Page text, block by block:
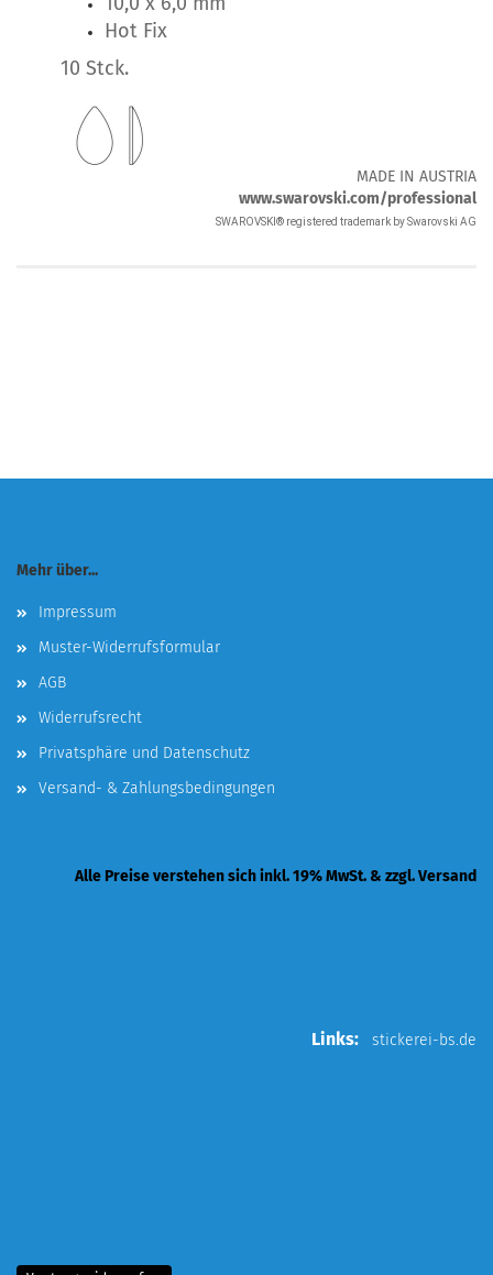
Hot Fix
10 Stck.
MADE IN AUSTRIA
www.swarovski.com/professional
SWAROVSKI® registered trademark by Swarovski AG
Mehr über...
Impressum
Muster-Widerrufsformular
AGB
Widerrufsrecht
Privatsphäre und Datenschutz
Versand- & Zahlungsbedingungen
Alle Preise verstehen sich inkl. 19% MwSt. & zzgl. Versand
Links: stickerei-bs.de